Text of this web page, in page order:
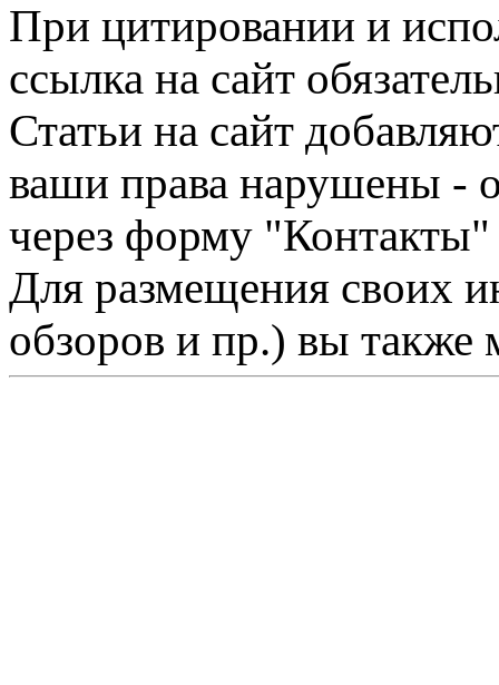
При цитировании и
ссылка на сайт
Статьи на сайт
ваши права нарушены -
через форму "Контакты"
Для размещения своих
обзоров и пр.) вы также